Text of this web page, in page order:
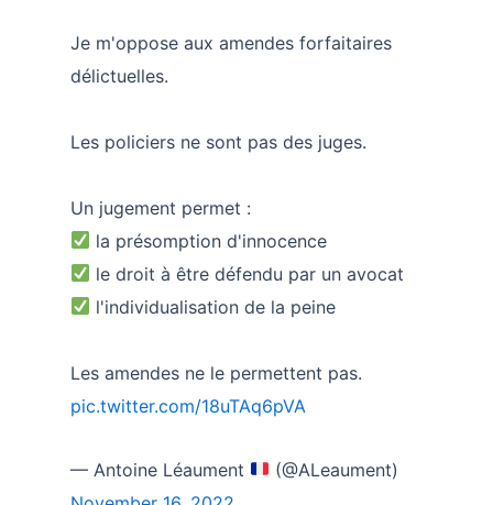
Je m'oppose aux amendes forfaitaires
délictuelles.
Les policiers ne sont pas des juges.
Un jugement permet :
la présomption d'innocence
le droit à être défendu par un avocat
l'individualisation de la peine
Les amendes ne le permettent pas.
pic.twitter.com/18uTAq6pVA
— Antoine Léaument
(@ALeaument)